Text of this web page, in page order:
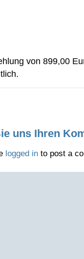
von 899,00
uns Ihren
logged in to post a